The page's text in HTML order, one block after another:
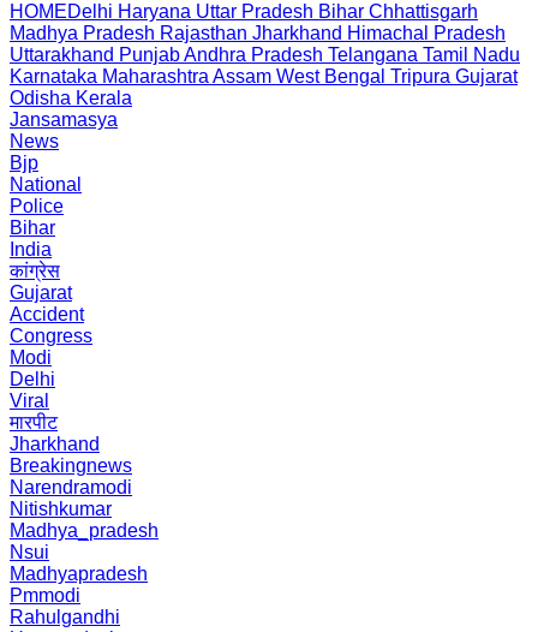
HOMEDelhi Haryana Uttar Pradesh Bihar Chhattisgarh
Madhya Pradesh Rajasthan Jharkhand Himachal Pradesh
Uttarakhand PunjabAndhra Pradesh Telangana Tamil Nadu
Karnataka Maharashtra Assam West Bengal Tripura Gujarat
Odisha Kerala
Jansamasya
News
Bjp
National
Police
Bihar
India
कांग्रेस
Gujarat
Accident
Congress
Modi
Delhi
Viral
मारपीट
Jharkhand
Breakingnews
Narendramodi
Nitishkumar
Madhya_pradesh
Nsui
Madhyapradesh
Pmmodi
Rahulgandhi